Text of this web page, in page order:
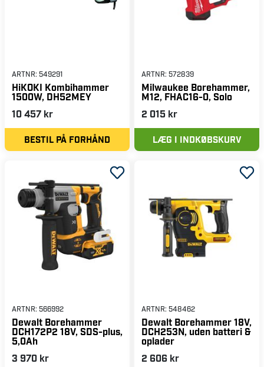
ARTNR: 549291
HiKOKI Kombihammer
1500W, DH52MEY
10 457 kr
BESTIL PÅ FORHÅND
ARTNR: 572839
Milwaukee Borehammer,
M12, FHAC16-0, Solo
2 015 kr
LÆG I INDKØBSKURV
ARTNR: 566992
Dewalt Borehammer
DCH172P2 18V, SDS-plus,
5,0Ah
3 970 kr
ARTNR: 548462
Dewalt Borehammer 18V,
DCH253N, uden batteri &
oplader
2 606 kr